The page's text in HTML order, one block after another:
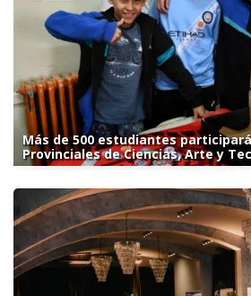
Más de 500 estudiantes
Provinciales de Ciencias, Arte y